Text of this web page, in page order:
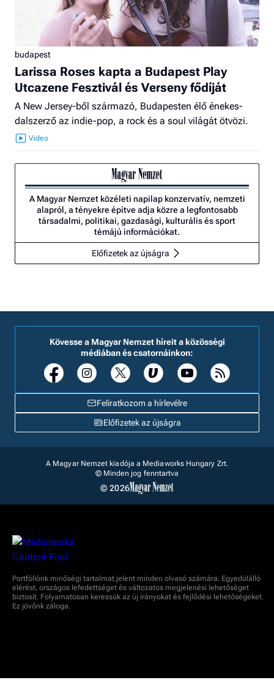
budapest
Larissa Roses kapta a Budapest Play
Utcazene Fesztivál és Verseny fődíját
A New Jersey-ből származó, Budapesten élő énekes-
dalszerző az indie-pop, a rock és a soul világát ötvözi.
A Magyar Nemzet közéleti napilap konzervatív, nemzeti
alapról, a tényekre építve adja közre a legfontosabb
társadalmi, politikai, gazdasági, kulturális és sport
témájú információkat.
Előfizetek az újságra
Feliratkozom a hírlevélre
Kövesse a Magyar Nemzet híreit a közösségi
médiában és csatornáinkon:
Előfizetek az újságra
A Magyar Nemzet kiadója a Mediaworks Hungary Zrt.
© Minden jog fenntartva
© 2026
Portfóliónk minőségi tartalmat jelent minden olvasó számára. Egyedülálló
elérést, országos lefedettséget és változatos megjelenési lehetőséget
biztosít. Folyamatosan keressük az új irányokat és fejlődési lehetőségeket.
Ez jövőnk záloga.